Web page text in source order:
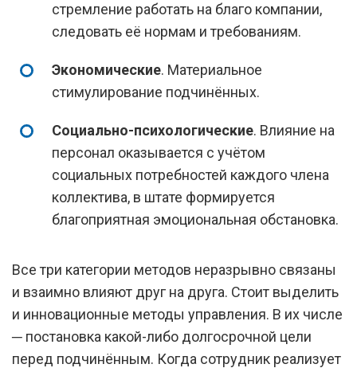
стремление работать на благо компании,
следовать её нормам и требованиям.
Экономические. Материальное
стимулирование подчинённых.
Социально-психологические. Влияние на
персонал оказывается с учётом
социальных потребностей каждого члена
коллектива, в штате формируется
благоприятная эмоциональная обстановка.
Все три категории методов неразрывно связаны
и взаимно влияют друг на друга. Стоит выделить
и инновационные методы управления. В их числе
─ постановка какой-либо долгосрочной цели
перед подчинённым. Когда сотрудник реализует